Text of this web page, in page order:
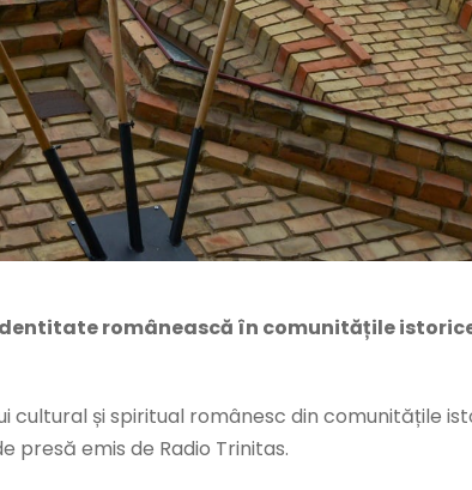
românească în comunitățile
și spiritual românesc din comunitățile
presă emis de Radio Trinitas.